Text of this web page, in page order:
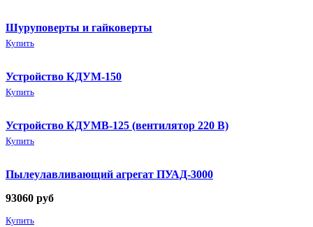
Шуруповерты и гайковерты
Купить
Устройство КДУМ-150
Купить
Устройство КДУМВ-125 (вентилятор 220 В)
Купить
Пылеулавливающий агрегат ПУАД-3000
93060 руб
Купить